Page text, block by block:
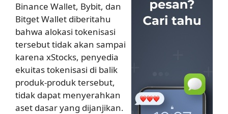
Binance Wallet, Bybit, dan
Bitget Wallet diberitahu
bahwa alokasi tokenisasi
tersebut tidak akan sampai
karena xStocks, penyedia
ekuitas tokenisasi di balik
produk-produk tersebut,
tidak dapat menyerahkan
aset dasar yang dijanjikan.